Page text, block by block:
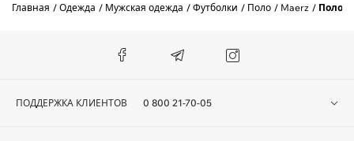
Главная Одежда Мужская одежда Футболки Поло Maerz Поло
ПОДДЕРЖКА КЛИЕНТОВ 0 800 21-70-05